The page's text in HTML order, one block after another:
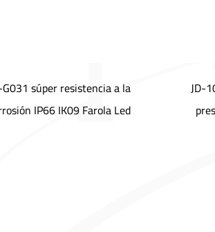
súper resistencia a la
IP66 IK09 Farola Led
JD-